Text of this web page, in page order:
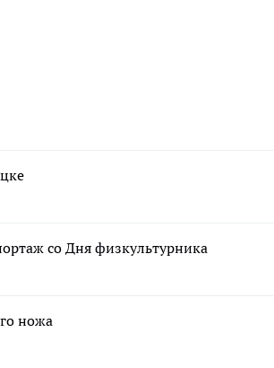
со Дня физкультурника
ножа